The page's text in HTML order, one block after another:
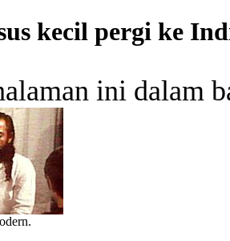
kecil pergi ke
ini dalam